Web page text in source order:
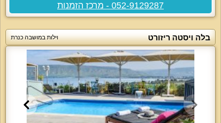
052-9129287 - מרכז הזמנות
בלה ויסטה ריזורט וילות במושבה כנרת